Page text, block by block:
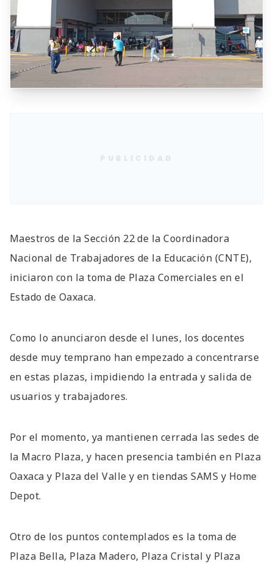
Maestros de la Sección 22 de la Coordinadora
Nacional de Trabajadores de la Educación (CNTE),
iniciaron con la toma de Plaza Comerciales en el
Estado de Oaxaca.
Como lo anunciaron desde el lunes, los docentes
desde muy temprano han empezado a concentrarse
en estas plazas, impidiendo la entrada y salida de
usuarios y trabajadores.
Por el momento, ya mantienen cerrada las sedes de
la Macro Plaza, y hacen presencia también en Plaza
Oaxaca y Plaza del Valle y en tiendas SAMS y Home
Depot.
Otro de los puntos contemplados es la toma de
Plaza Bella, Plaza Madero, Plaza Cristal y Plaza